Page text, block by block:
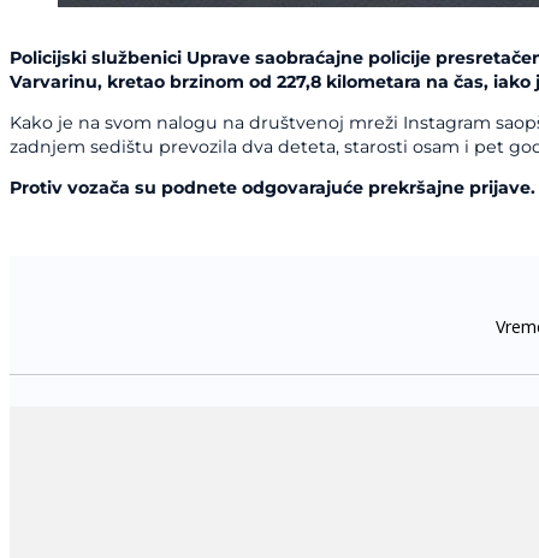
Policijski službenici Uprave saobraćajne policije
Varvarinu, kretao brzinom od 227,8 kilometara na čas,
Kako je na svom nalogu na društvenoj mreži Instagram
zadnjem sedištu prevozila dva deteta, starosti osam i pet
Protiv vozača su podnete odgovarajuće prekršajne prijave.